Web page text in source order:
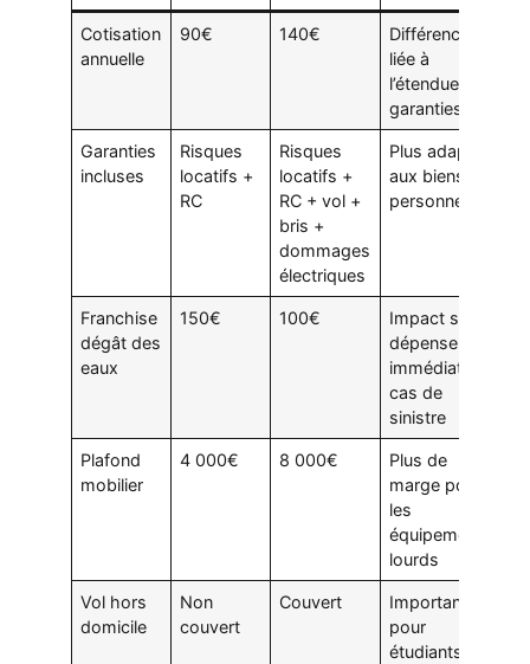
Cotisation
annuelle
90€ 140€
Différence
liée à
l’étendue des
garanties
Garanties
incluses
Risques
locatifs +
RC
Risques
locatifs +
RC + vol +
bris +
dommages
électriques
Plus adapté
aux biens
personnels
Franchise
dégât des
eaux
150€ 100€
Impact sur la
dépense
immédiate en
cas de
sinistre
Plafond
mobilier
4 000€ 8 000€
Plus de
marge pour
les
équipements
lourds
Vol hors
domicile
Non
couvert
Couvert
Important
pour
étudiants